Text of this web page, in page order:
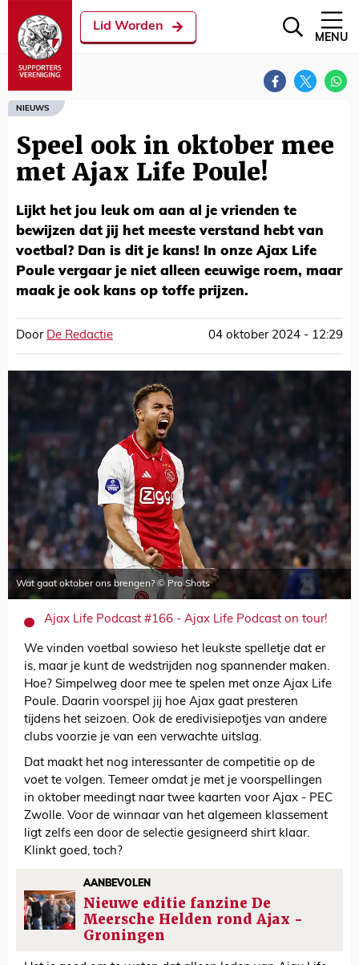
Lid Worden
MENU
NIEUWS
Speel ook in oktober mee
met Ajax Life Poule!
Lijkt het jou leuk om aan al je vrienden te
bewijzen dat jij het meeste verstand hebt van
voetbal? Dan is dit je kans! In onze Ajax Life
Poule vergaar je niet alleen eeuwige roem, maar
maak je ook kans op toffe prijzen.
Door De Redactie 04 oktober 2024 - 12:29
Wat gaat oktober ons brengen? © Pro Shots
Ajax Life Podcast #166 - Ajax Life Podcast on tour!
We vinden voetbal sowieso het leukste spelletje dat er
is, maar je kunt de wedstrijden nog spannender maken.
Hoe? Simpelweg door mee te spelen met onze Ajax Life
Poule. Daarin voorspel jij hoe Ajax gaat presteren
tijdens het seizoen. Ook de eredivisiepotjes van andere
clubs voorzie je van een verwachte uitslag.
Dat maakt het nog interessanter de competitie op de
voet te volgen. Temeer omdat je met je voorspellingen
in oktober meedingt naar twee kaarten voor Ajax - PEC
Zwolle. Voor de winnaar van het algemeen klassement
ligt zelfs een door de selectie gesigneerd shirt klaar.
Klinkt goed, toch?
AANBEVOLEN
Nieuwe editie fanzine De
Meersche Helden rond Ajax -
Groningen